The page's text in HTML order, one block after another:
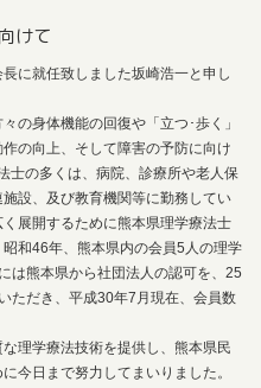
けて
に就任致しました坂崎浩一と申し
の身体機能の回復や「立つ･歩く」
の向上、そして障害の予防に向け
士の多くは、病院、診療所や老人保
設、及び教育機関等に勤務してい
展開するために熊本県理学療法士
和46年、熊本県内の会員5人の理学
は熊本県から社団法人の認可を、25
ただき、平成30年7月現在、会員数
理学療法技術を提供し、熊本県民
今日まで努力してまいりました。